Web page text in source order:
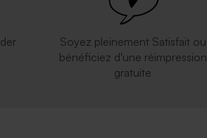
Soyez pleinement Satisfait ou
bénéficiez d'une réimpression
gratuite